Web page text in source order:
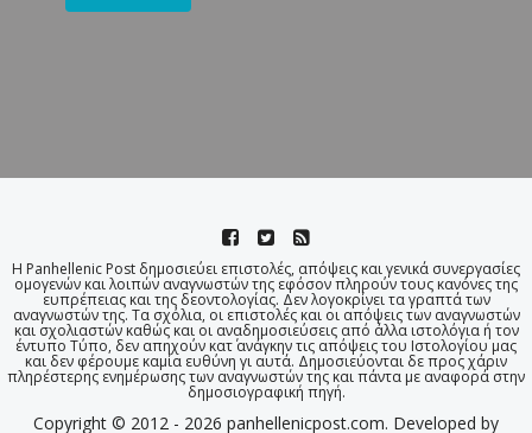
Η Panhellenic Post δημοσιεύει επιστολές, απόψεις και γενικά συνεργασίες
ομογενών και λοιπών αναγνωστών της εφόσον πληρούν τους κανόνες της
ευπρέπειας και της δεοντολογίας. Δεν λογοκρίνει τα γραπτά των
αναγνωστών της. Τα σχόλια, οι επιστολές και οι απόψεις των αναγνωστών
και σχολιαστών καθώς και οι αναδημοσιεύσεις από άλλα ιστολόγια ή τον
έντυπο Τύπο, δεν απηχούν κατ΄ ανάγκην τις απόψεις του Ιστολογίου μας
και δεν φέρουμε καμία ευθύνη γι αυτά. Δημοσιεύονται δε προς χάριν
πληρέστερης ενημέρωσης των αναγνωστών της και πάντα με αναφορά στην
δημοσιογραφική πηγή.
Copyright © 2012 - 2026 panhellenicpost.com. Developed by